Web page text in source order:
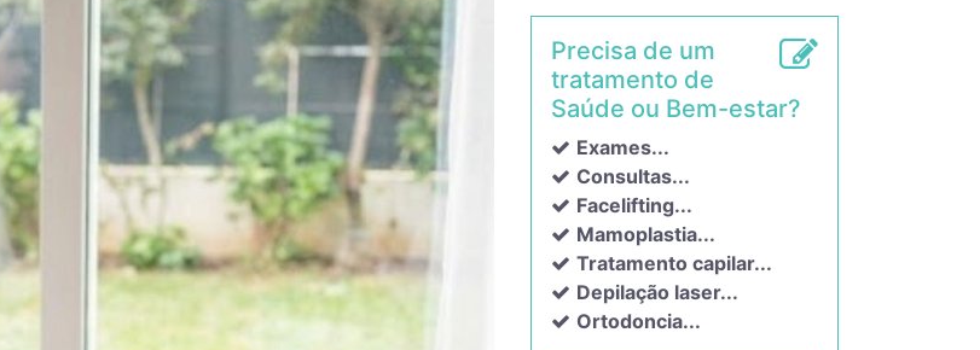
Precisa de um
tratamento de
Saúde ou Bem-estar?
Exames...
Consultas...
Facelifting...
Mamoplastia...
Tratamento capilar...
Depilação laser...
Ortodoncia...